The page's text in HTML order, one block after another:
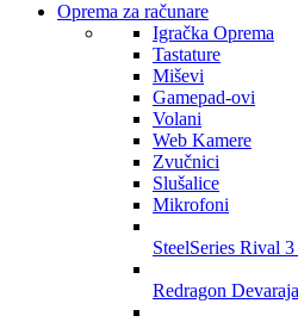
Oprema za računare
Igračka Oprema
Tastature
Miševi
Gamepad-ovi
Volani
Web Kamere
Zvučnici
Slušalice
Mikrofoni
SteelSeries Rival
Redragon